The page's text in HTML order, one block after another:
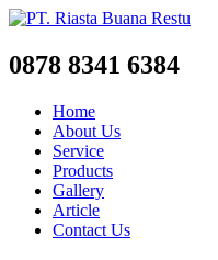
0878 8341 6384
Home
About Us
Service
Products
Gallery
Article
Contact Us